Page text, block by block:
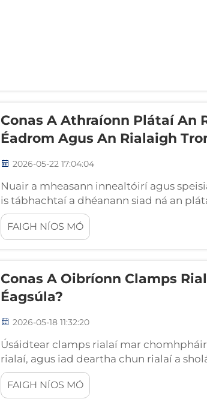
Conas A Athraíonn Plátaí An
Éadrom Agus An Rialaigh
2026-05-22 17:04:04
Nuair a mheasann innealtóirí agus
is tábhachtaí a dhéanann siad ná an
atá i gceist. Tá na comhpháirteanna atá
criticiúil...
FAIGH NÍOS MÓ
Conas A Oibríonn Clamps
Éagsúla?
2026-05-18 11:32:20
Úsáidtear clamps rialaí mar
rialaí, agus iad deartha chun rialaí a
bunaithe, agus an fhorceanna
I dtimpeallachtaí tógála an-
FAIGH NÍOS MÓ